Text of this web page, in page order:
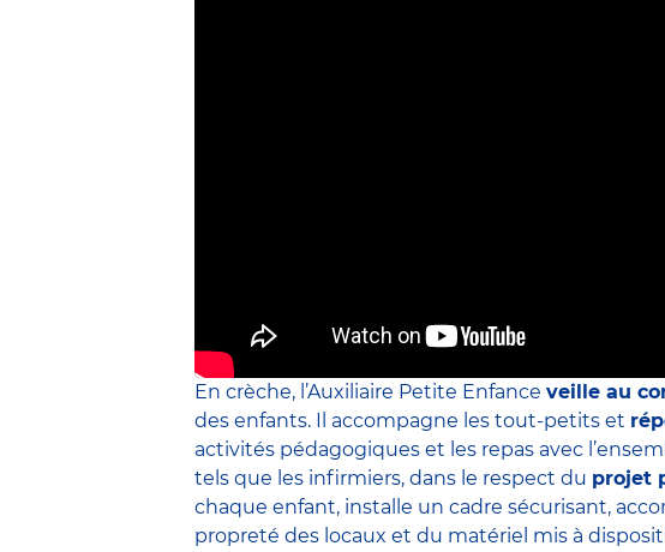
En crèche, l’Auxiliaire Petite Enfance veille au
des enfants. Il accompagne les tout-petits et
activités pédagogiques et les repas avec
tels que les infirmiers, dans le respect du projet
chaque enfant, installe un cadre sécurisant,
propreté des locaux et du matériel mis à